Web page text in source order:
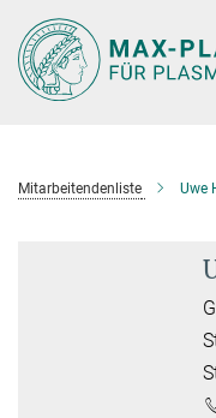
Hauptinhalt
Mitarbeitendenliste Uwe